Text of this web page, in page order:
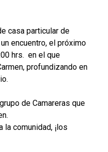
casa particular de
encuentro, el próximo
hrs. en el que
profundizando en
de Camareras que
la comunidad, ¡los